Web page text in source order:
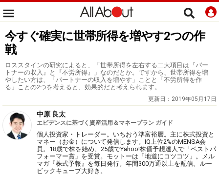
今すぐ確実に世帯所得を増やす2つの作
戦
ロススタインの研究によると、「世帯所得を左右する二大項目は『パー
トナーの収入』と『不労所得』」なのだとか。ですから、世帯所得を増
やしたい方は、「パートナーの収入を増やす」ことと「不労所得を作
る」ことの2つを考えると、効果的だと考えられます。
更新日： 2019年05月17日
中原 良太
エビデンスに基づく資産活用＆マネープラン ガイド
個人投資家・トレーダー。いちおう準富裕層。主に株式投資と
マネー（お金）について発信します。IQ上位2%のMENSA会
員。18歳で株を始め、25歳でYahoo!株価予想達人で「ベストパ
フォーマー賞」を受賞。モットーは「地道にコツコツ」。メル
マガ『株式予報』を毎日発行。年間300万通以上を配信。ルー
ビックキューブ大好き。